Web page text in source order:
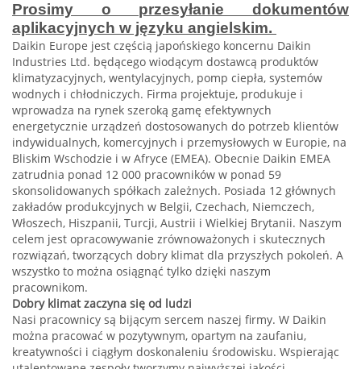
Prosimy o przesyłanie dokumentów
aplikacyjnych w języku angielskim.
Daikin Europe jest częścią japońskiego koncernu Daikin
Industries Ltd. będącego wiodącym dostawcą produktów
klimatyzacyjnych, wentylacyjnych, pomp ciepła, systemów
wodnych i chłodniczych. Firma projektuje, produkuje i
wprowadza na rynek szeroką gamę efektywnych
energetycznie urządzeń dostosowanych do potrzeb klientów
indywidualnych, komercyjnych i przemysłowych w Europie, na
Bliskim Wschodzie i w Afryce (EMEA). Obecnie Daikin EMEA
zatrudnia ponad 12 000 pracowników w ponad 59
skonsolidowanych spółkach zależnych. Posiada 12 głównych
zakładów produkcyjnych w Belgii, Czechach, Niemczech,
Włoszech, Hiszpanii, Turcji, Austrii i Wielkiej Brytanii. Naszym
celem jest opracowywanie zrównoważonych i skutecznych
rozwiązań, tworzących dobry klimat dla przyszłych pokoleń. A
wszystko to można osiągnąć tylko dzięki naszym
pracownikom.
Dobry klimat zaczyna się od ludzi
Nasi pracownicy są bijącym sercem naszej firmy. W Daikin
można pracować w pozytywnym, opartym na zaufaniu,
kreatywności i ciągłym doskonaleniu środowisku. Wspierając